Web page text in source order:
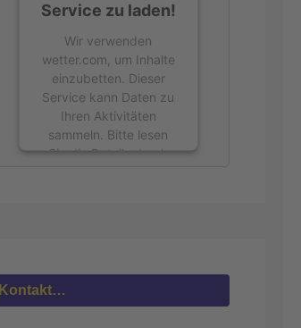
Service zu laden!
Wir verwenden
wetter.com, um Inhalte
einzubetten. Dieser
Service kann Daten zu
Ihren Aktivitäten
sammeln. Bitte lesen
Sie die Details durch
Informationen
Kontakt…